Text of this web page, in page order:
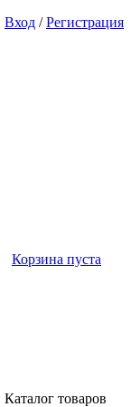
Вход /Регистрация
Корзина пуста
Каталог товаров